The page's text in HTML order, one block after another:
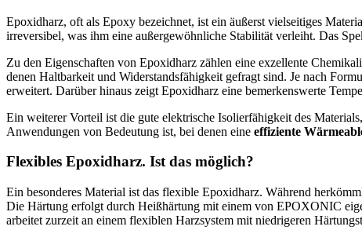
Epoxidharz, oft als Epoxy bezeichnet, ist ein äußerst vielseitiges
irreversibel, was ihm eine außergewöhnliche Stabilität verleiht. Das
Zu den Eigenschaften von Epoxidharz zählen eine exzellente
denen Haltbarkeit und Widerstandsfähigkeit gefragt sind. Je nach
erweitert. Darüber hinaus zeigt Epoxidharz eine bemerkenswerte
Ein weiterer Vorteil ist die gute elektrische Isolierfähigkeit des
Anwendungen von Bedeutung ist, bei denen eine effiziente
Flexibles Epoxidharz. Ist das möglich?
Ein besonderes Material ist das flexible Epoxidharz. Während
Die Härtung erfolgt durch Heißhärtung mit einem von EPOXONIC
arbeitet zurzeit an einem flexiblen Harzsystem mit niedrigeren